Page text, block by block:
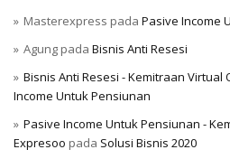
Masterexpress pada Pasive Income
Agung pada Bisnis Anti Resesi
Bisnis Anti Resesi - Kemitraan Virtual
Income Untuk Pensiunan
Pasive Income Untuk Pensiunan -
Expresoo pada Solusi Bisnis 2020